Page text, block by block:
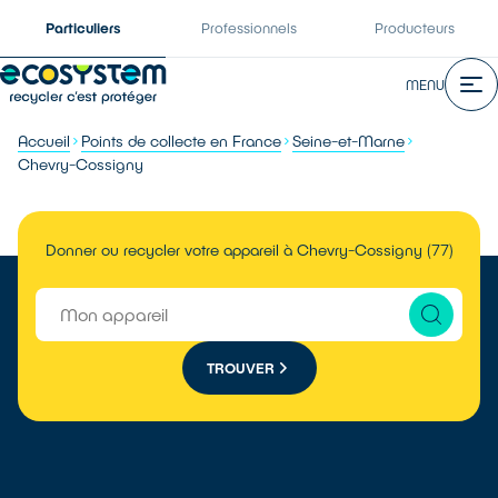
Particuliers Professionnels Producteurs
MENU
Accueil Points de collecte en France Seine-et-Marne
Chevry-Cossigny
Donner ou recycler votre appareil à Chevry-Cossigny (77)
TROUVER